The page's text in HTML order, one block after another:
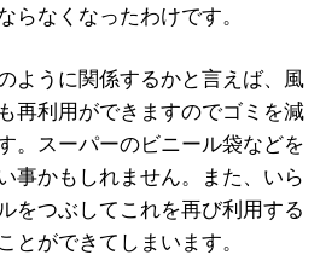
らなくなったわけです。
ように関係するかと言えば、風
再利用ができますのでゴミを減
。スーパーのビニール袋などを
事かもしれません。また、いら
をつぶしてこれを再び利用する
とができてしまいます。